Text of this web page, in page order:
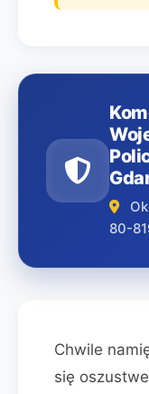
80-
Chwile
się